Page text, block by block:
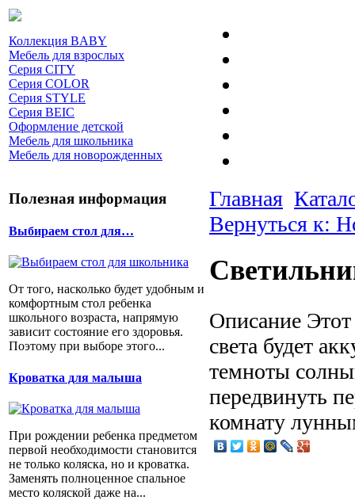
Коллекция BABY
Мебель для взрослых
Серия CITY
Серия COLOR
Серия STYLE
Серия BEIC
Оформление детской
Мебель для школьника
Мебель для новорожденных
Полезная информация
Выбираем стол для…
От того, насколько будет удобным и
комфортным стол ребенка
школьного возраста, напрямую
зависит состояние его здоровья.
Поэтому при выборе этого...
Кроватка для малыша
При рождении ребенка предметом
первой необходимости становится
не только коляска, но и кроватка.
Заменять полноценное спальное
место коляской даже на...
Главная
Вернуться к:
Описание
света будет
темноты
передвинуть
комнату